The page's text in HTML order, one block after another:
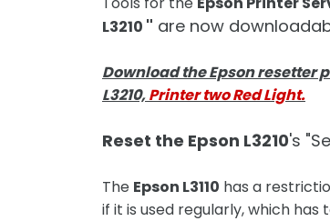
L3210 " are now
Download the Epson resetter
L3210,Printer two Red Light.
Reset the Epson L3210's
The Epson L3110 has a
if it is used regularly, which